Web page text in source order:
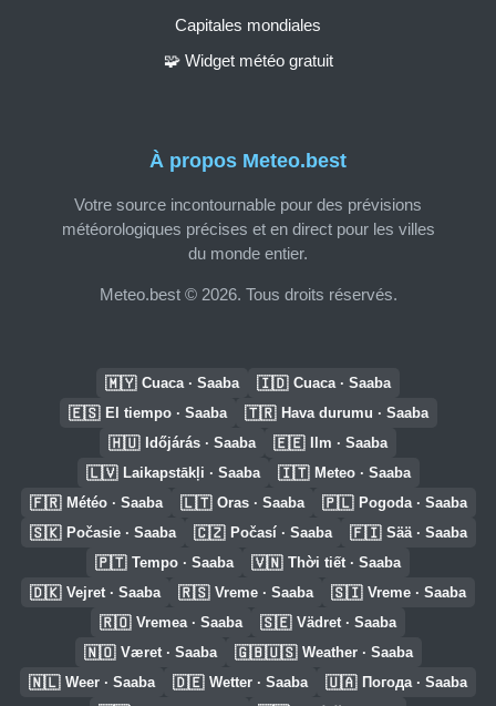
À propos Meteo.best
Votre source incontournable pour des prévisions
météorologiques précises et en direct pour les villes
du monde entier.
Meteo.best © 2026. Tous droits réservés.
Capitales mondiales
🧩 Widget météo gratuit
🇲🇾 Cuaca · Saaba 🇮🇩 Cuaca · Saaba
🇪🇸 El tiempo · Saaba 🇹🇷 Hava durumu · Saaba
🇭🇺 Időjárás · Saaba 🇪🇪 Ilm · Saaba
🇱🇻 Laikapstākļi · Saaba 🇮🇹 Meteo · Saaba
🇫🇷 Météo · Saaba 🇱🇹 Oras · Saaba 🇵🇱 Pogoda · Saaba
🇸🇰 Počasie · Saaba 🇨🇿 Počasí · Saaba 🇫🇮 Sää · Saaba
🇵🇹 Tempo · Saaba 🇻🇳 Thời tiết · Saaba
🇩🇰 Vejret · Saaba 🇷🇸 Vreme · Saaba 🇸🇮 Vreme · Saaba
🇷🇴 Vremea · Saaba 🇸🇪 Vädret · Saaba
🇳🇴 Været · Saaba 🇬🇧🇺🇸 Weather · Saaba
🇳🇱 Weer · Saaba 🇩🇪 Wetter · Saaba 🇺🇦 Погода · Saaba